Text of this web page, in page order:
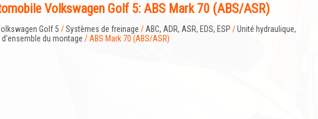
Volkswagen Golf 5: ABS Mark 70 (ABS/ASR)
Golf 5 /Systèmes de freinage /ABC, ADR, ASR, EDS, ESP /Unité hydraulique,
du montage / ABS Mark 70 (ABS/ASR)